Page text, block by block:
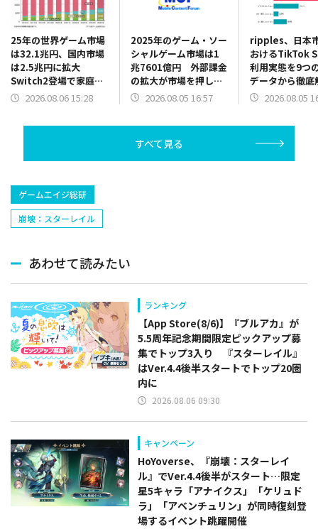
25年の世界ゲーム市場
は32.1兆円、国内市場
は2.5兆円に拡大
Switch2登場で家庭用
ゲーム市場が活性化
2026.08.06 15:28
2025年のゲーム・ソー
シャルゲーム市場は1
兆7601億円 外部課金
の拡大が市場を押し上
げ モバイル・コンテ
2026.08.05 16:57
ripples、日本
おけるTikTok
利用実態を9つ
データから徹
継続意向72%
2026.08.05
すべて見る
ゲームエイジ総研
崩壊：スターレイル
あわせて読みたい
ランキング
【App Store(8/6)】『ブルアカ』が
5.5周年記念期間限定ピックアップ募
集でトップ3入り 『スターレイル』
はVer.4.4後半スタートでトップ20圏
内に
2026.08.06 09:30
キャンペーン
HoYoverse、『崩壊：スターレイ
ル』でVer.4.4後半がスタート…限定
星5キャラ「アナイクス」「ケリュド
ラ」「アベンチュリン」が同時復刻登
場するイベント跳躍開催